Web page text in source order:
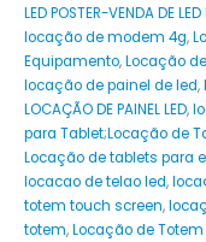
LED POSTER-VENDA DE
locação de modem 4g,
Equipamento,Locação
locação de painel de led,
LOCAÇÃO DE PAINEL LED,
para Tablet;Locação de
Locação de tablets para
locacao de telao led,
totem touch screen,
totem,Locação de